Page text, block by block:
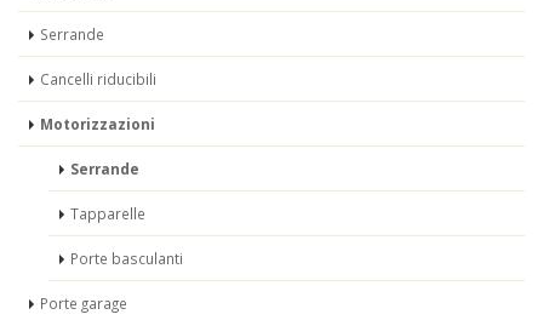
Serrande
Cancelli riducibili
Motorizzazioni
Serrande
Tapparelle
Porte basculanti
Porte garage